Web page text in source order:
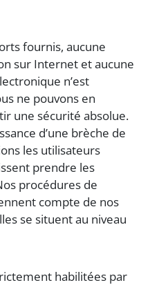
fournis, aucune
sur Internet et aucune
n’est
ne pouvons en
une sécurité absolue.
d’une brèche de
les utilisateurs
prendre les
procédures de
compte de nos
se situent au niveau
habilitées par